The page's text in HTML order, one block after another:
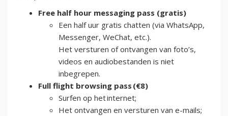
Free half hour messaging pass (gratis)
Een half uur gratis chatten (via WhatsApp,
Messenger, WeChat, etc.).
Het versturen of ontvangen van foto’s,
videos en audiobestanden is niet
inbegrepen.
Full flight browsing pass (€8)
Surfen op het internet;
Het ontvangen en versturen van e-mails;